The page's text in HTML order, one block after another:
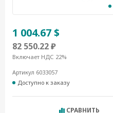
1 004.67 $
82 550.22 ₽
Включает НДС 22%
Артикул 6033057
Доступно к заказу
СРАВНИТЬ